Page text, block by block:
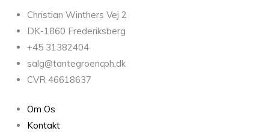
Christian Winthers Vej 2
DK-1860 Frederiksberg
+45 31382404
salg@tantegroencph.dk
CVR 46618637
Om Os
Kontakt